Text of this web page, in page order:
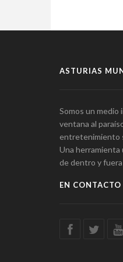
ASTURIAS
Somos un medio
ventana al
entretenimiento
Una herramienta
de dentro y
EN CONTACTO